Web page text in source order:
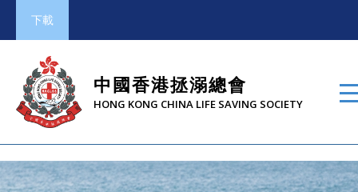
下載
中國香港拯溺總會
HONG KONG CHINA LIFE SAVING SOCIETY